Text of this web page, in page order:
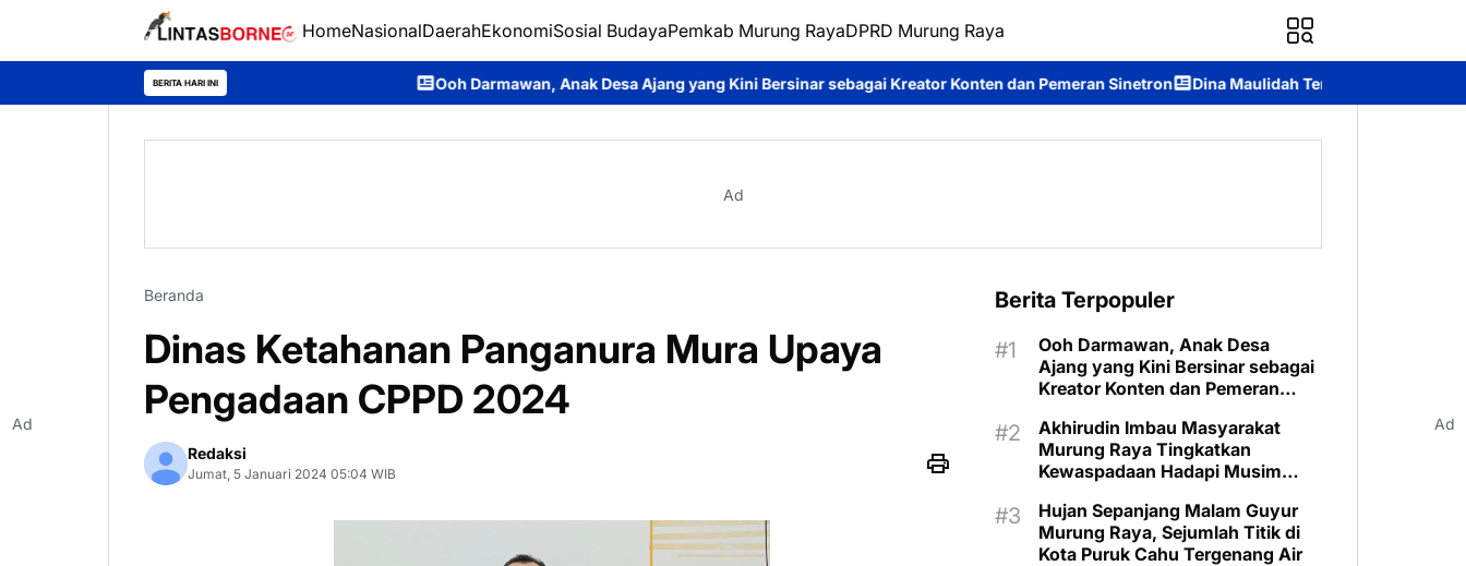
HomeNasionalDaerahEkonomiSosial BudayaPemkab Murung RayaDPRD Murung Raya
BERITA HARI INI Ooh Darmawan, Anak Desa Ajang yang Kini Bersinar sebagai Kreator Konten dan Pemeran Sinetron Dina Maulidah Terpilih Aklamasi Pimpin Perempuan
Ad
Beranda
Dinas Ketahanan Panganura Mura Upaya
Pengadaan CPPD 2024
Redaksi
Jumat, 5 Januari 2024 05:04 WIB
Berita Terpopuler
Ooh Darmawan, Anak Desa
Ajang yang Kini Bersinar sebagai
Kreator Konten dan Pemeran
Akhirudin Imbau Masyarakat
Murung Raya Tingkatkan
Kewaspadaan Hadapi Musim
Hujan Sepanjang Malam Guyur
Murung Raya, Sejumlah Titik di
Kota Puruk Cahu Tergenang Air
Ad Ad